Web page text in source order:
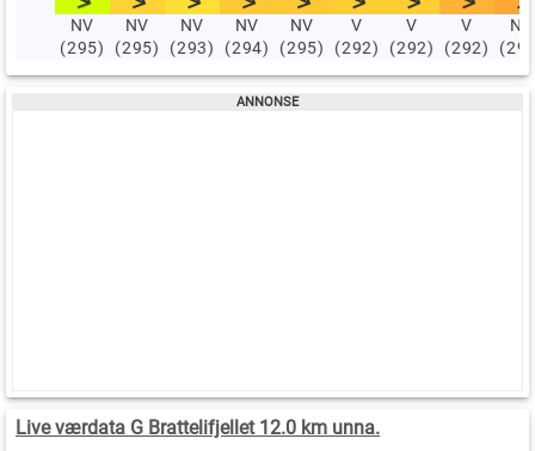
NV
(295)
NV
(295)
NV
(293)
NV
(294)
NV
(295)
V
(292)
V
(292)
V
(292)
NV
Live værdata G Brattelifjellet 12.0 km unna.